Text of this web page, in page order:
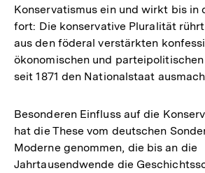
Konservatismus ein und wirkt bis in
fort: Die konservative Pluralität
aus den föderal verstärkten
ökonomischen und
seit 1871 den Nationalstaat
Besonderen Einfluss auf die
hat die These vom deutschen
Moderne genommen, die bis an die
Jahrtausendwende die